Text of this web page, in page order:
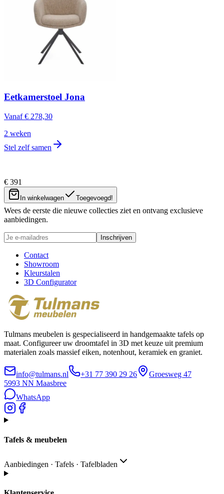
Eetkamerstoel Jona
Vanaf € 278,30
2 weken
Stel zelf samen
€ 391
In winkelwagen Toegevoegd!
Nieuwsbrief
Wees de eerste die nieuwe collecties ziet en ontvang exclusieve
aanbiedingen.
Inschrijven
Contact
Showroom
Kleurstalen
3D Configurator
Tulmans meubelen is gespecialiseerd in handgemaakte tafels op
maat. Configureer uw droomtafel in 3D met keuze uit premium
materialen zoals massief eiken, notenhout, keramiek en graniet.
info@tulmans.nl +31 77 390 29 26
Groesweg 47
5993 NN Maasbree
WhatsApp
Tafels & meubelen
Aanbiedingen · Tafels · Tafelbladen